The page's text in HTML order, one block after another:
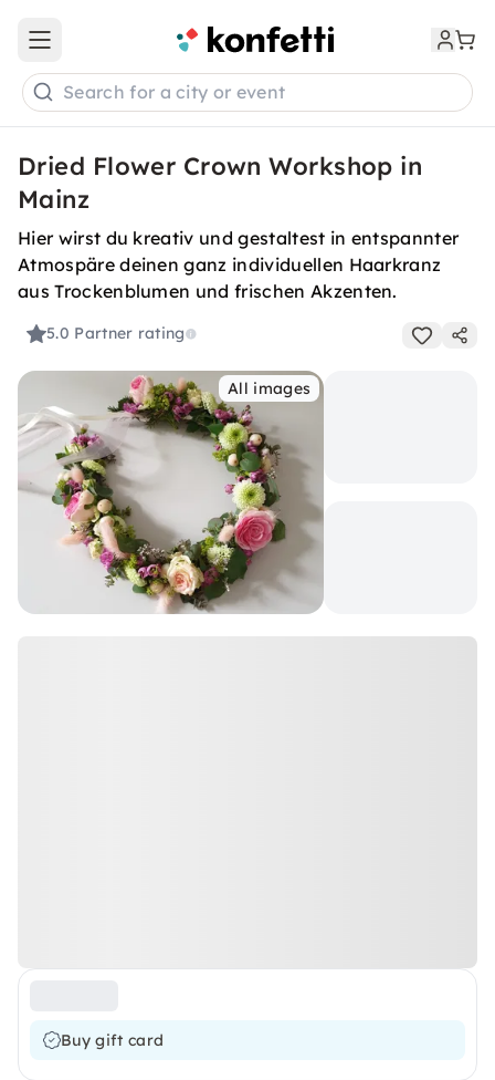
Open main menu
Search for a city or event
Dried Flower Crown Workshop in
Mainz
Hier wirst du kreativ und gestaltest in entspannter
Atmospäre deinen ganz individuellen Haarkranz
aus Trockenblumen und frischen Akzenten.
5.0 Partner rating
All images
Buy gift card